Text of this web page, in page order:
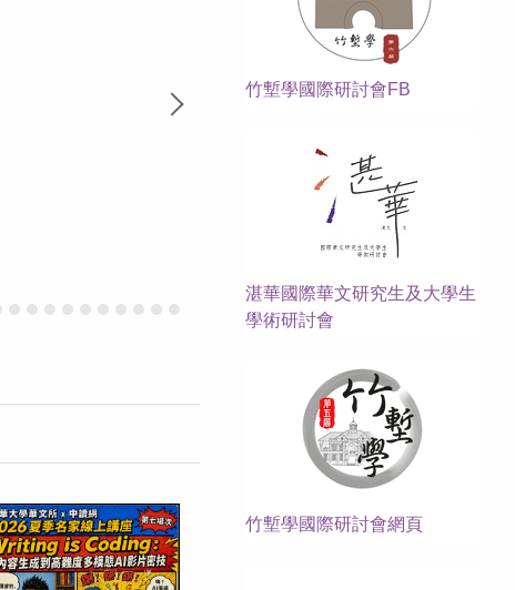
竹塹學國際研討會FB
湛華國際華文研究生及大學生
學術研討會
竹塹學國際研討會網頁